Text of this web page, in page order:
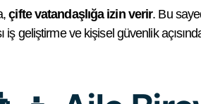
çifte vatandaşlığa izin verir. Bu
iş geliştirme ve kişisel güvenlik